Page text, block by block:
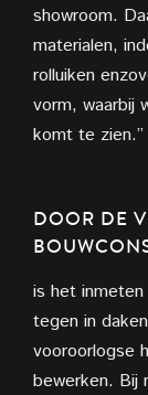
showroom.
materialen,
rolluiken
vorm, waarbij
komt te zien.”
DOOR DE
is het inmeten
tegen in
vooroorlogse
bewerken. Bij